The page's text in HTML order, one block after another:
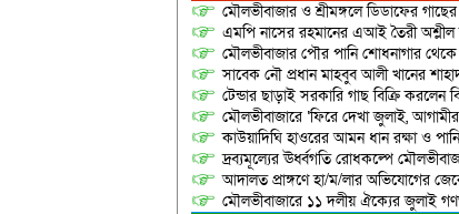
মৌলভীবাজার ও শ্রীমঙ্গলে ডিডাফের
এমপি নাসের রহমানের এআই তৈরী অশ্লীল
মৌলভীবাজার পৌর পানি শোধনাগার থেকে
সাবেক নৌ প্রধান মাহবুব আলী খানের
টেন্ডার ছাড়াই সরকারি গাছ বিক্রি করলেন
মৌলভীবাজারে ‘ফিরে দেখা জুলাই,
কাউয়াদিঘি হাওরের আমন ধান রক্ষা ও
দ্রব্যমূল্যের ঊর্ধ্বগতি রোধকল্পে
আদালত প্রাঙ্গণে হা/ম/লার অভিযোগের
মৌলভীবাজারে ১১ দলীয় ঐক্যের জুলাই